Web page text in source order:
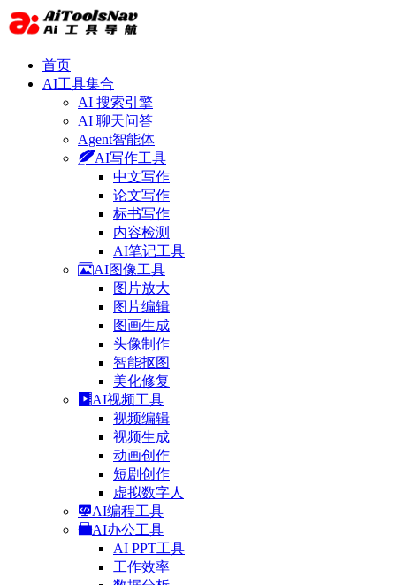
首页
AI工具集合
AI 搜索引擎
AI 聊天问答
Agent智能体
AI写作工具
中文写作
论文写作
标书写作
内容检测
AI笔记工具
AI图像工具
图片放大
图片编辑
图画生成
头像制作
智能抠图
美化修复
AI视频工具
视频编辑
视频生成
动画创作
短剧创作
虚拟数字人
AI编程工具
AI办公工具
AI PPT工具
工作效率